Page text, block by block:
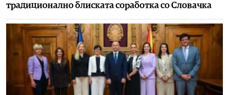
традиционално блиската соработка со Словачка